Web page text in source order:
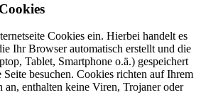
Cookies ein. Hierbei handelt es
Ihr Browser automatisch erstellt und die
Tablet, Smartphone o.ä.) gespeichert
besuchen. Cookies richten auf Ihrem
an, enthalten keine Viren, Trojaner oder